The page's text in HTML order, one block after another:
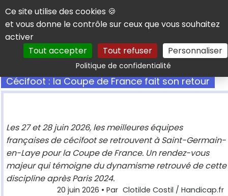
Panneau de gestion des cookies
Ce site utilise des cookies 🍪
et vous donne le contrôle sur ceux que vous souhaitez
activer
Tout accepter
Tout refuser Personnaliser
Politique de confidentialitéRechercher
Cécifoot : la Coupe de France fait son retour
Les 27 et 28 juin 2026, les meilleures équipes
françaises de cécifoot se retrouvent à Saint-Germain-
en-Laye pour la Coupe de France. Un rendez-vous
majeur qui témoigne du dynamisme retrouvé de cette
discipline après Paris 2024.
20 juin 2026 • Par Clotilde Costil / Handicap.fr